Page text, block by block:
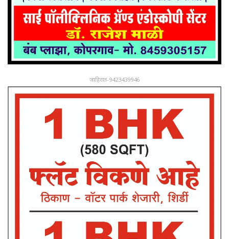
जाहिरात-9423439946